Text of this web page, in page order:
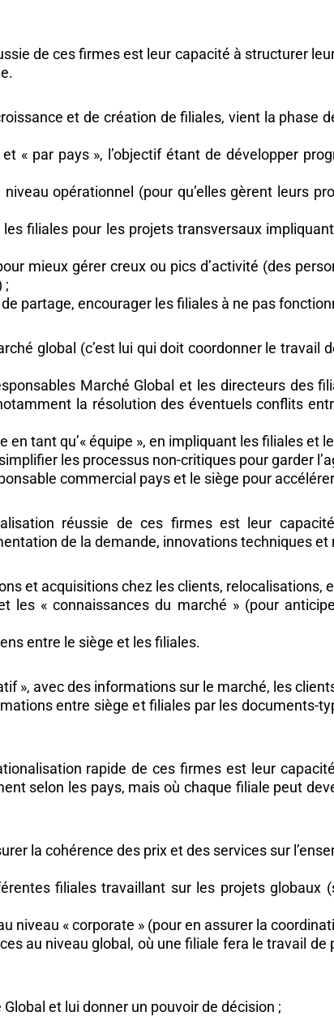
de ces firmes est leur capacité à structurer
et de création de filiales, vient la phase
« par pays », l’objectif étant de développer
opérationnel (pour qu’elles gèrent leurs
filiales pour les projets transversaux
mieux gérer creux ou pics d’activité (des
;
partage, encourager les filiales à ne pas
global (c’est lui qui doit coordonner le travail
Marché Global et les directeurs des
la résolution des éventuels conflits
tant qu’« équipe », en impliquant les filiales et
les processus non-critiques pour garder
commercial pays et le siège pour
réussie de ces firmes est leur
de la demande, innovations techniques
et acquisitions chez les clients, relocalisations,
les « connaissances du marché » (pour
entre le siège et les filiales.
», avec des informations sur le marché, les
entre siège et filiales par les documents-
rapide de ces firmes est leur
selon les pays, mais où chaque filiale peut
la cohérence des prix et des services sur
filiales travaillant sur les projets
niveau « corporate » (pour en assurer la
au niveau global, où une filiale fera le travail de
et lui donner un pouvoir de décision ;